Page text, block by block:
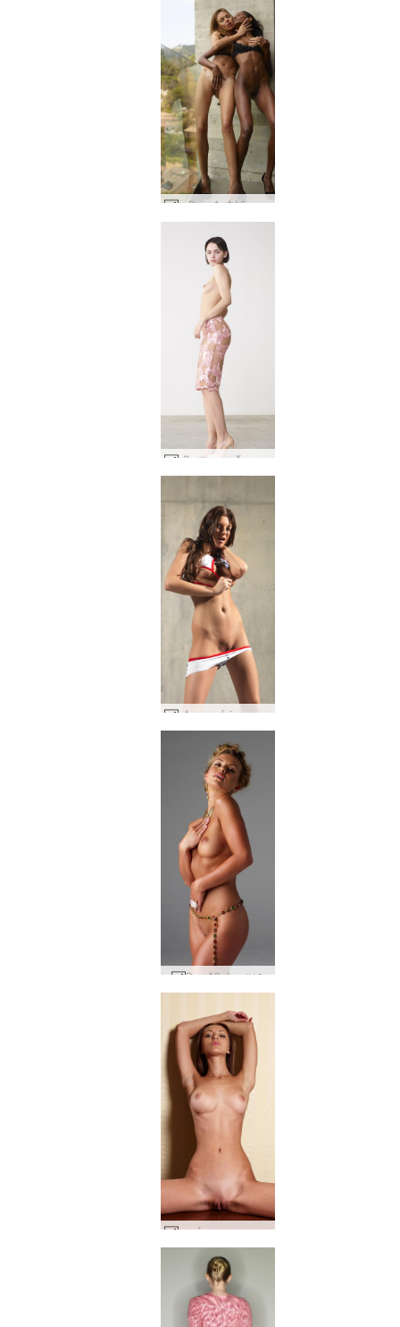
आलिया और वैलेरी आकर्षण #68
स्टैशा स्टार्स एंड स्ट्राइप्स #60
लिसा मैरी गोल्ड #16
प्रदर्शन पर अन्ना एस #24